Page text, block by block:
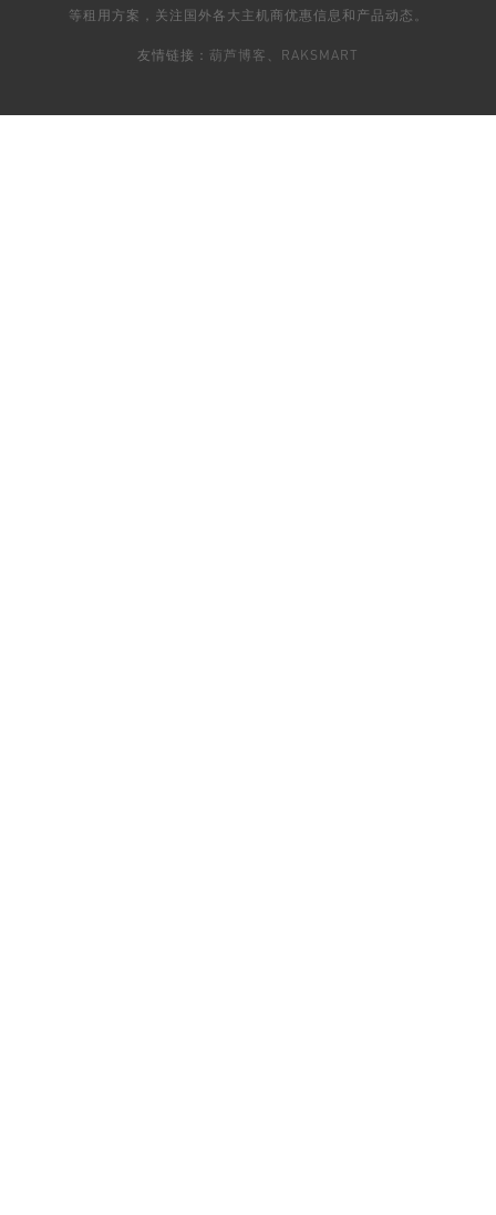
等租用方案，关注国外各大主机商优惠信息和产品动态。
友情链接： 葫芦博客 RAKSMART